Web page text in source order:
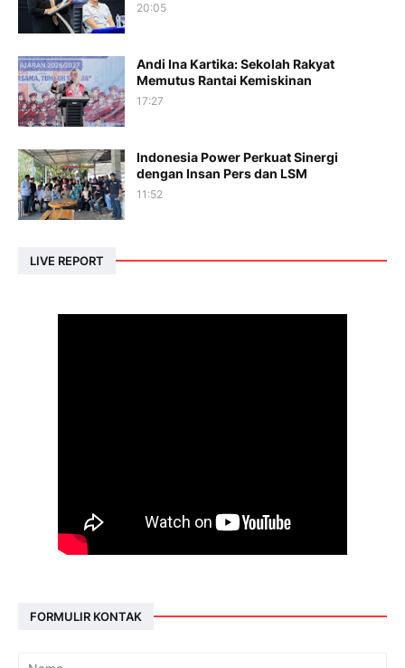
20:05
Andi Ina Kartika: Sekolah Rakyat
Memutus Rantai Kemiskinan
17:27
Indonesia Power Perkuat Sinergi
dengan Insan Pers dan LSM
11:52
LIVE REPORT
FORMULIR KONTAK